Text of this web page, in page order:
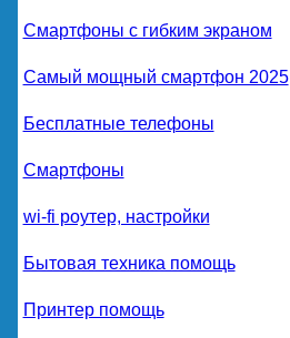
Смартфоны с гибким экраном
Самый мощный смартфон 2025
Бесплатные телефоны
Смартфоны
wi-fi роутер, настройки
Бытовая техника помощь
Принтер помощь